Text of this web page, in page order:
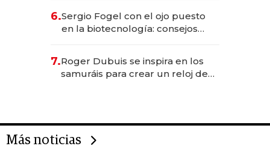
6.Sergio Fogel con el ojo puesto
en la biotecnología: consejos
rol de la IA
7.Roger Dubuis se inspira en los
samuráis para crear un reloj de
Más noticias